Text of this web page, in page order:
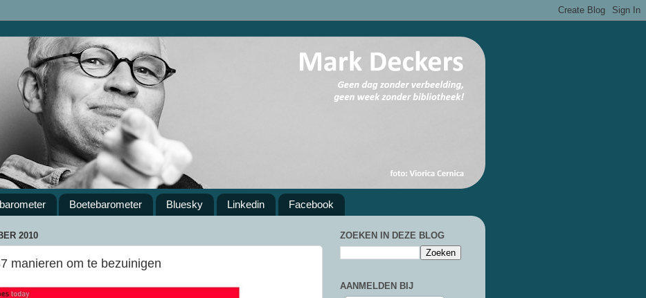
Boetebarometer Bluesky Linkedin Facebook
2010
manieren om te bezuinigen
ZOEKEN IN DEZE BLOG
AANMELDEN BIJ